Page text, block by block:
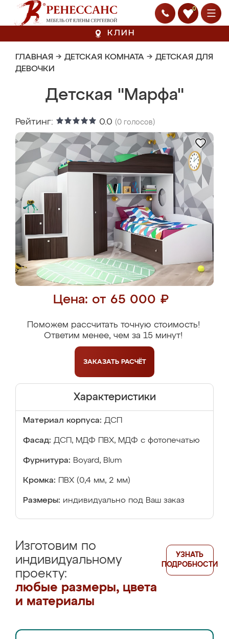
0
КЛИН
ГЛАВНАЯ → ДЕТСКАЯ КОМНАТА → ДЕТСКАЯ ДЛЯ
ДЕВОЧКИ
Детская "Марфа"
Рейтинг: 0.0 (0 голосов)
Цена: от 65 000 ₽
Поможем рассчитать точную стоимость!
Ответим менее, чем за 15 минут!
ЗАКАЗАТЬ РАСЧЁТ
Характеристики
Материал корпуса: ДСП
Фасад: ДСП, МДФ ПВХ, МДФ с фотопечатью
Фурнитура: Boyard, Blum
Кромка: ПВХ (0,4 мм, 2 мм)
Размеры: индивидуально под Ваш заказ
Изготовим по
индивидуальному
проекту:
любые размеры, цвета
и материалы
УЗНАТЬ
ПОДРОБНОСТИ